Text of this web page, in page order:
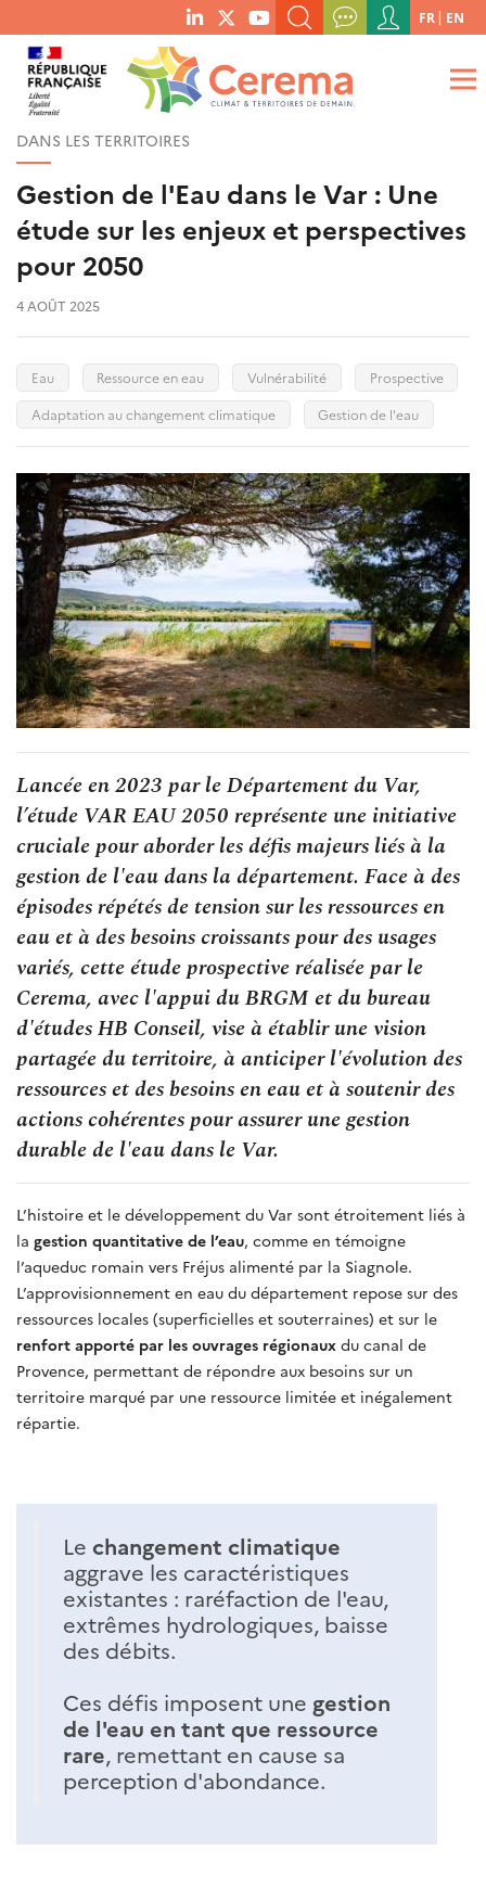
menu
social
links
RECHERCHER UN MOT-CLÉ, UNE PUBLICATION, ETC.
QUE RECHERCHEZ-VOUS ?
Menu
du
compte
de
FR EN
DANS LES TERRITOIRES
Gestion de l'Eau dans le Var : Une
étude sur les enjeux et perspectives
pour 2050
4 AOÛT 2025
Eau Ressource en eau Vulnérabilité
Prospective
Adaptation au changement climatique
Gestion de l'eau
Lancée en 2023 par le Département du Var,
l’étude VAR EAU 2050 représente une initiative
cruciale pour aborder les défis majeurs liés à la
gestion de l'eau dans la département. Face à des
épisodes répétés de tension sur les ressources en
eau et à des besoins croissants pour des usages
variés, cette étude prospective réalisée par le
Cerema, avec l'appui du BRGM et du bureau
d'études HB Conseil, vise à établir une vision
partagée du territoire, à anticiper l'évolution des
ressources et des besoins en eau et à soutenir des
actions cohérentes pour assurer une gestion
durable de l'eau dans le Var.
L’histoire et le développement du Var sont étroitement liés à
la gestion quantitative de l’eau, comme en témoigne
l’aqueduc romain vers Fréjus alimenté par la Siagnole.
L’approvisionnement en eau du département repose sur des
ressources locales (superficielles et souterraines) et sur le
renfort apporté par les ouvrages régionaux du canal de
Provence, permettant de répondre aux besoins sur un
territoire marqué par une ressource limitée et inégalement
répartie.
Le changement climatique
aggrave les caractéristiques
existantes : raréfaction de l'eau,
extrêmes hydrologiques, baisse
des débits.
Ces défis imposent une gestion
de l'eau en tant que ressource
rare, remettant en cause sa
perception d'abondance.